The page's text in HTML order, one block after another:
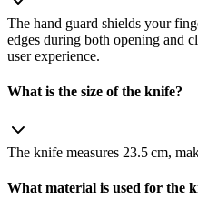
The hand guard shields your
edges during both opening and
user experience.
What is the size of the knife?
The knife measures 23.5 cm,
What material is used for the